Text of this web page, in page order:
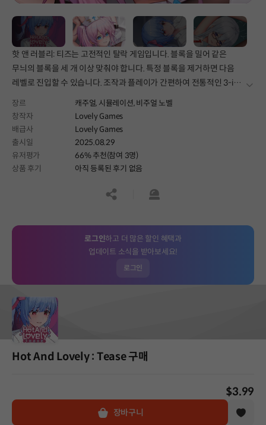
핫 앤 러블리: 티즈는 고전적인 탈락 게임입니다. 블록을 밀어 같은
무늬의 블록을 세 개 이상 맞춰야 합니다. 특정 블록을 제거하면 다음
레벨로 진입할 수 있습니다. 조작과 플레이가 간편하여 전통적인 3-in- 더보
장르 캐주얼, 시뮬레이션,비주얼 노벨
창작자
Lovely Games
배급사
Lovely Games
출시일
2025.08.29
유저평가
66% 추천(참여 3명)
상품 후기
아직 등록된 후기 없음
공유하기신고하기
로그인하고 더 많은 할인 혜택과
업데이트 소식을 받아보세요!
로그인
Hot And Lovely : Tease 구매
$3.99
장바구니